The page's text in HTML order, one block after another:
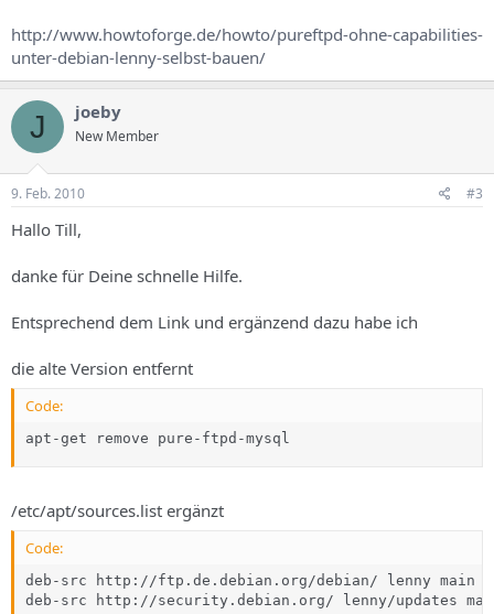
http://www.howtoforge.de/howto/pureftpd-ohne-capabilities-
unter-debian-lenny-selbst-bauen/
J joeby
New Member
9. Feb. 2010 #3
Hallo Till,
danke für Deine schnelle Hilfe.
Entsprechend dem Link und ergänzend dazu habe ich
die alte Version entfernt
Code:
apt-get remove pure-ftpd-mysql
/etc/apt/sources.list ergänzt
Code:
deb-src http://ftp.de.debian.org/debian/ lenny main
deb-src http://security.debian.org/ lenny/updates